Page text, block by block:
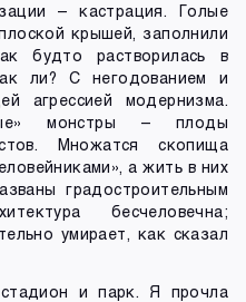
– кастрация. Голые
крышей, заполнили
будто растворилась в
ли? С негодованием и
агрессией модернизма.
монстры – плоды
Множатся скопища
а жить в них
градостроительным
бесчеловечна;
умирает, как сказал
и парк. Я прочла